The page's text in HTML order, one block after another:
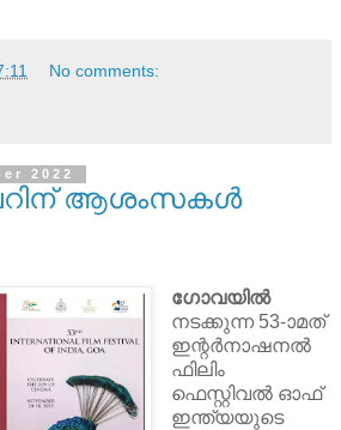
No comments:
2022
ആശംസകള്‍
ഗോവയില്‍
നടക്കുന്ന 53-ാമത്
ഇന്റര്‍നാഷനല്‍
ഫിലിം
ഫെസ്റ്റിവല്‍ ഓഫ്
ഇന്ത്യയുടെ